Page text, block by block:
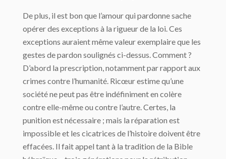
De plus, il est bon que l’amour qui pardonne sache
opérer des exceptions à la rigueur de la loi. Ces
exceptions auraient même valeur exemplaire que les
gestes de pardon soulignés ci-dessus. Comment ?
D’abord la prescription, notamment par rapport aux
crimes contre l’humanité. Ricœur estime qu’une
société ne peut pas être indéfiniment en colère
contre elle-même ou contre l’autre. Certes, la
punition est nécessaire ; mais la réparation est
impossible et les cicatrices de l’histoire doivent être
effacées. Il fait appel tant à la tradition de la Bible